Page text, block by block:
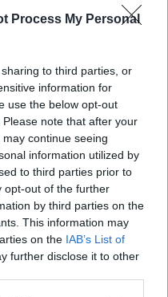
Process My Personal
to third parties, or
information for
use the below opt-out
note that after your
continue seeing
information utilized by
to third parties prior to
opt-out of the further
by third parties on the
This information may
on the IAB’s List of
further disclose it to other
niķošanos vai
ieteicams saglabāt
miega laiku.
lietas. Mīļākā
palīdzēt bērnam
Šādi sīkumi bieži vien
jauna izklaide.
jānovērtē telpas
citas lietas, var būt
pašā laikā bīstams.